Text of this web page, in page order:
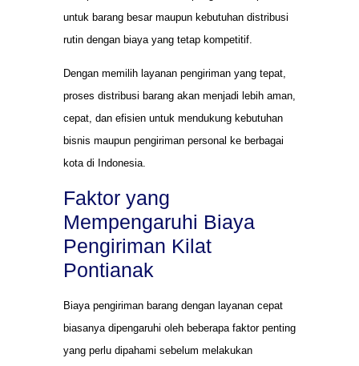
untuk barang besar maupun kebutuhan distribusi
rutin dengan biaya yang tetap kompetitif.
Dengan memilih layanan pengiriman yang tepat,
proses distribusi barang akan menjadi lebih aman,
cepat, dan efisien untuk mendukung kebutuhan
bisnis maupun pengiriman personal ke berbagai
kota di Indonesia.
Faktor yang
Mempengaruhi Biaya
Pengiriman Kilat
Pontianak
Biaya pengiriman barang dengan layanan cepat
biasanya dipengaruhi oleh beberapa faktor penting
yang perlu dipahami sebelum melakukan